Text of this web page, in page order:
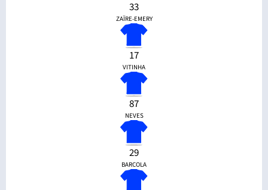
33
ZAÏRE-EMERY
17
VITINHA
87
NEVES
29
BARCOLA